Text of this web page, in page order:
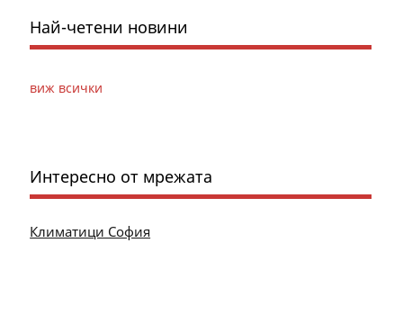
Най-четени новини
виж всички
Интересно от мрежата
Климатици София